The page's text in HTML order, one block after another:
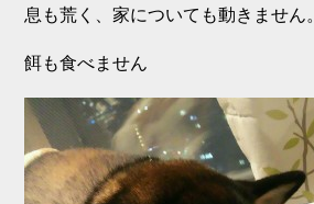
息も荒く、家についても動きません。
餌も食べません